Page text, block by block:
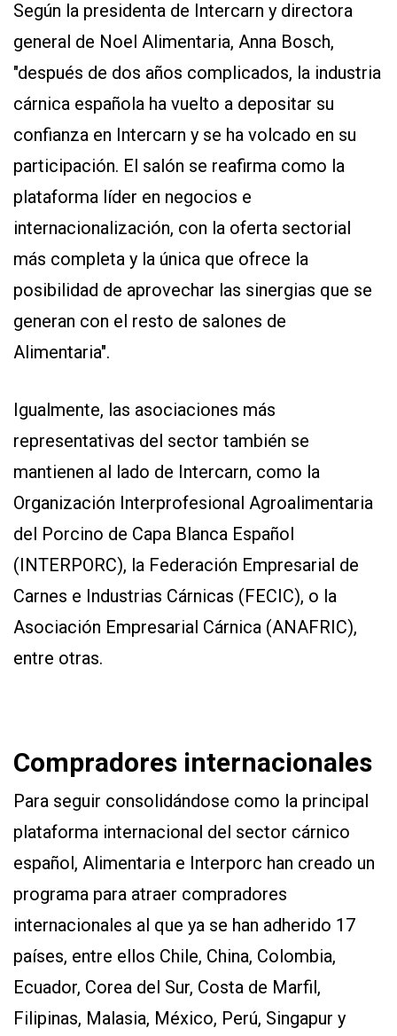
Según la presidenta de Intercarn y directora
general de Noel Alimentaria, Anna Bosch,
"después de dos años complicados, la industria
cárnica española ha vuelto a depositar su
confianza en Intercarn y se ha volcado en su
participación. El salón se reafirma como la
plataforma líder en negocios e
internacionalización, con la oferta sectorial
más completa y la única que ofrece la
posibilidad de aprovechar las sinergias que se
generan con el resto de salones de
Alimentaria".
Igualmente, las asociaciones más
representativas del sector también se
mantienen al lado de Intercarn, como la
Organización Interprofesional Agroalimentaria
del Porcino de Capa Blanca Español
(INTERPORC), la Federación Empresarial de
Carnes e Industrias Cárnicas (FECIC), o la
Asociación Empresarial Cárnica (ANAFRIC),
entre otras.
Compradores internacionales
Para seguir consolidándose como la principal
plataforma internacional del sector cárnico
español, Alimentaria e Interporc han creado un
programa para atraer compradores
internacionales al que ya se han adherido 17
países, entre ellos Chile, China, Colombia,
Ecuador, Corea del Sur, Costa de Marfil,
Filipinas, Malasia, México, Perú, Singapur y